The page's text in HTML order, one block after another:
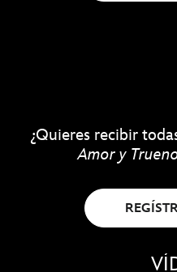
¿Quieres recibir
Amor y